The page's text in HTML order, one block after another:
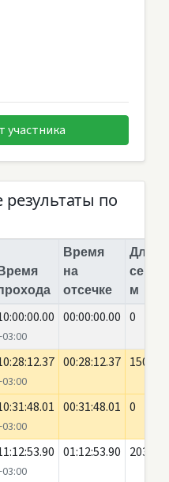
по
Время
Время
на
отсечке
Длина
м
00:00:00.00 0
00:28:12.37 1500
00:31:48.01 0
01:12:53.90 20350